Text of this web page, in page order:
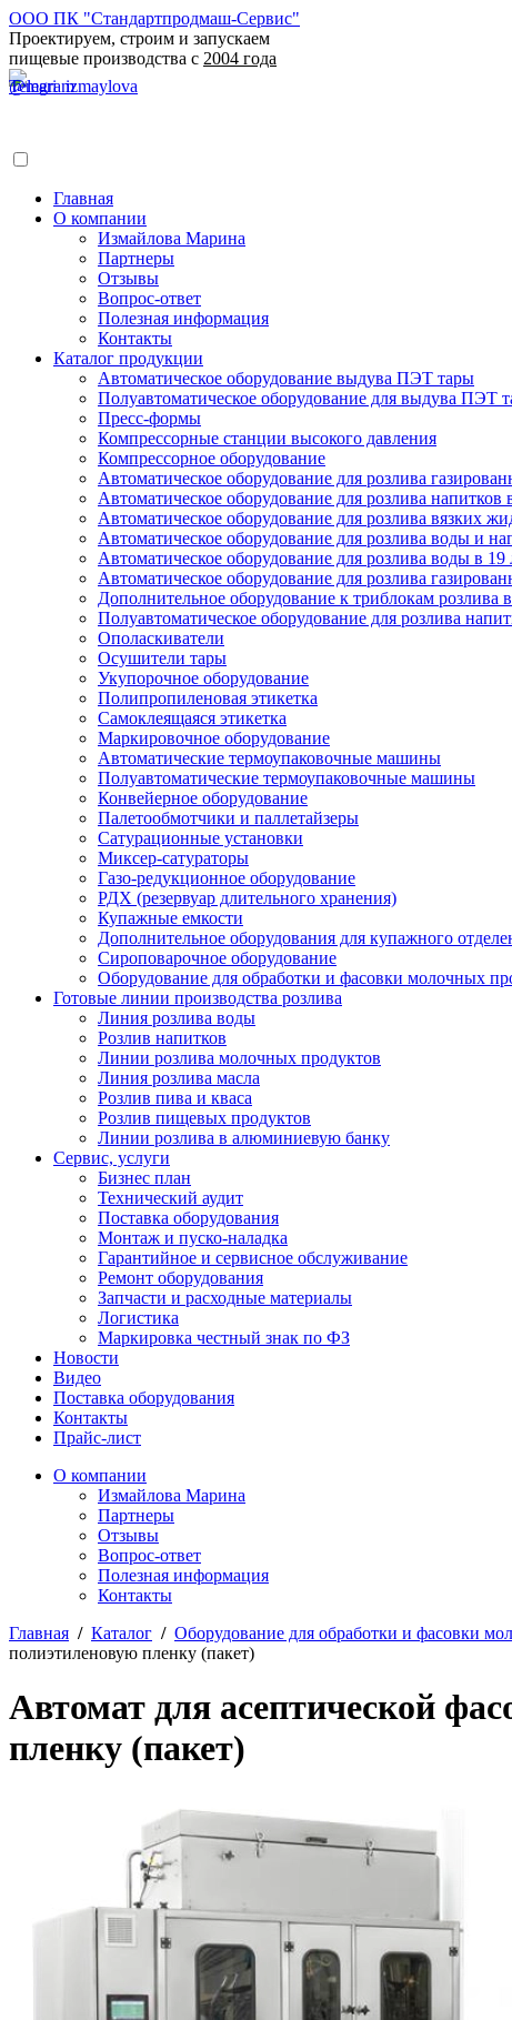
ООО ПК "Стандартпродмаш-Сервис"
Проектируем, строим и запускаем
пищевые производства с 2004 года
Главная
О компании
Измайлова Марина
Партнеры
Отзывы
Вопрос-ответ
Полезная информация
Контакты
Каталог продукции
Автоматическое оборудование выдува ПЭТ тары
Полуавтоматическое оборудование для выдува ПЭТ
Пресс-формы
Компрессорные станции высокого давления
Компрессорное оборудование
Автоматическое оборудование для розлива
Автоматическое оборудование для розлива напитков
Автоматическое оборудование для розлива вязких
Автоматическое оборудование для розлива воды и
Автоматическое оборудование для розлива воды в 19
Автоматическое оборудование для розлива
Дополнительное оборудование к триблокам розлива
Полуавтоматическое оборудование для розлива
Ополаскиватели
Осушители тары
Укупорочное оборудование
Полипропиленовая этикетка
Самоклеящаяся этикетка
Маркировочное оборудование
Автоматические термоупаковочные машины
Полуавтоматические термоупаковочные машины
Конвейерное оборудование
Палетообмотчики и паллетайзеры
Сатурационные установки
Миксер-сатураторы
Газо-редукционное оборудование
РДХ (резервуар длительного хранения)
Купажные емкости
Дополнительное оборудования для купажного
Сироповарочное оборудование
Оборудование для обработки и фасовки молочных
Готовые линии производства розлива
Линия розлива воды
Розлив напитков
Линии розлива молочных продуктов
Линия розлива масла
Розлив пива и кваса
Розлив пищевых продуктов
Линии розлива в алюминиевую банку
Сервис, услуги
Бизнес план
Технический аудит
Поставка оборудования
Монтаж и пуско-наладка
Гарантийное и сервисное обслуживание
Ремонт оборудования
Запчасти и расходные материалы
Логистика
Маркировка честный знак по ФЗ
Новости
Видео
Поставка оборудования
Контакты
Прайс-лист
О компании
Измайлова Марина
Партнеры
Отзывы
Вопрос-ответ
Полезная информация
Контакты
Главная / Каталог / Оборудование для обработки и фасовки
полиэтиленовую пленку (пакет)
Автомат для асептической
пленку (пакет)